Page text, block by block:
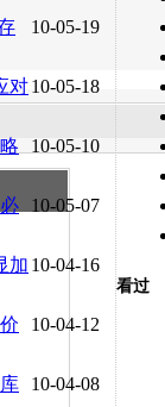
10-05-19
10-05-18
对
10-05-10
10-05-07
10-04-16
加
10-04-12
10-04-08
看过